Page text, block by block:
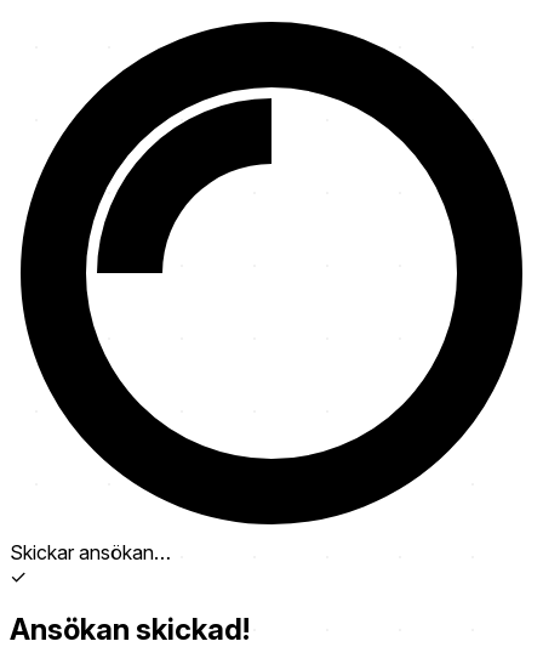
Skickar ansökan…
✓
Ansökan skickad!